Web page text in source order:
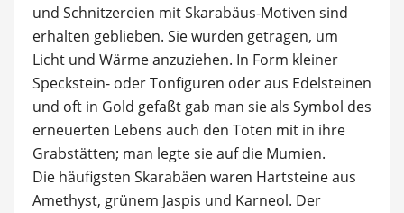
und Schnitzereien mit Skarabäus-Motiven sind
erhalten geblieben. Sie wurden getragen, um
Licht und Wärme anzuziehen. In Form kleiner
Speckstein- oder Tonfiguren oder aus Edelsteinen
und oft in Gold gefaßt gab man sie als Symbol des
erneuerten Lebens auch den Toten mit in ihre
Grabstätten; man legte sie auf die Mumien.
Die häufigsten Skarabäen waren Hartsteine aus
Amethyst, grünem Jaspis und Karneol. Der